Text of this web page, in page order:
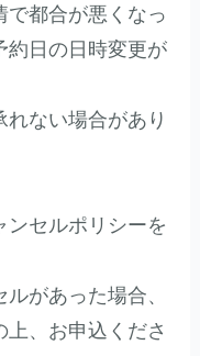
で都合が悪くなっ
約日の日時変更が
れない場合があり
ンセルポリシーを
があった場合、
、お申込くださ